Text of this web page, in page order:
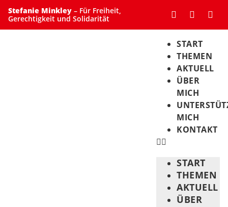
Stefanie Minkley – Für Freiheit,
Gerechtigkeit und Solidarität
START
THEMEN
AKTUELL
ÜBER
MICH
MICH
KONTAKT
START
THEMEN
AKTUELL
ÜBER